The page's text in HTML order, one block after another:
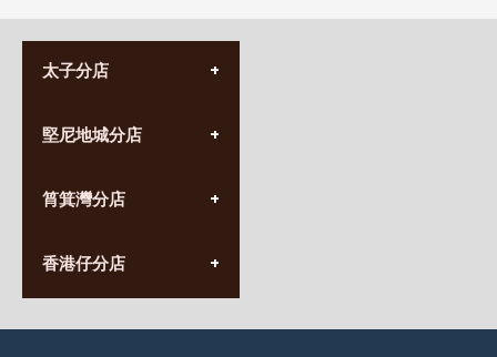
太子分店
營業時間:
九龍太子太子道西141號
堅尼地城分店
營業時間:
香港堅尼地城卑路乍街
(堅尼地城地鐵站B出口)
筲箕灣分店
營業時間:
(10:00am-20:30pm)
香港仔分店
營業時間: